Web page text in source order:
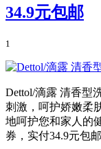
34.9元包邮
1
Dettol/滴露 清香型
刺激，呵护娇嫩柔
地呵护您和家人的
券，实付34.9元包